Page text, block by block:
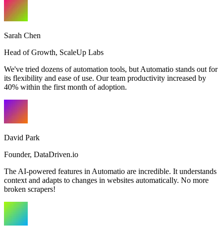
Sarah Chen
Head of Growth, ScaleUp Labs
We've tried dozens of automation tools, but Automatio stands out for
its flexibility and ease of use. Our team productivity increased by
40% within the first month of adoption.
David Park
Founder, DataDriven.io
The AI-powered features in Automatio are incredible. It understands
context and adapts to changes in websites automatically. No more
broken scrapers!